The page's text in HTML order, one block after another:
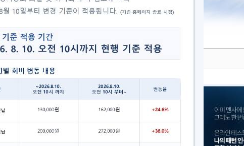
[공지] 2026년 입회테스트 연간 일정 안내
http://test.mensakorea.kr (302)